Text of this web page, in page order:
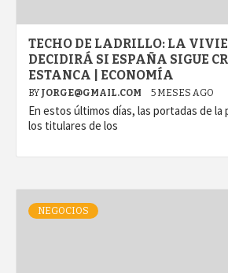
TECHO DE LADRILLO: LA
DECIDIRÁ SI ESPAÑA SIGUE
ESTANCA | ECONOMÍA
BY JORGE@GMAIL.COM 5 MESES AGO
En estos últimos días, las portadas de la
los titulares de los
NEGOCIOS